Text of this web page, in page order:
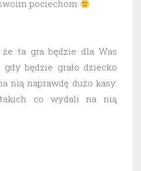
pociechom
ta gra będzie dla Was
gdy będzie grało dziecko
nią naprawdę dużo kasy.
takich co wydali na nią